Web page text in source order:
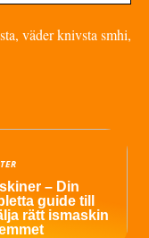
väder knivsta smhi,
– Din
guide till
rätt ismaskin